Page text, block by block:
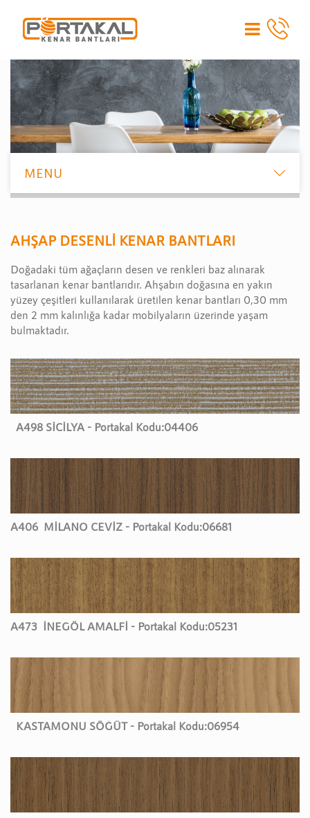
AHŞAP DESENLİ KENAR BANTLARI
Doğadaki tüm ağaçların desen ve renkleri baz alınarak
tasarlanan kenar bantlarıdır. Ahşabın doğasına en yakın
yüzey çeşitleri kullanılarak üretilen kenar bantları 0,30 mm
den 2 mm kalınlığa kadar mobilyaların üzerinde yaşam
bulmaktadır.
A498 SİCİLYA - Portakal Kodu:04406
A406 MİLANO CEVİZ - Portakal Kodu:06681
A473 İNEGÖL AMALFİ - Portakal Kodu:05231
KASTAMONU SÖĞÜT - Portakal Kodu:06954